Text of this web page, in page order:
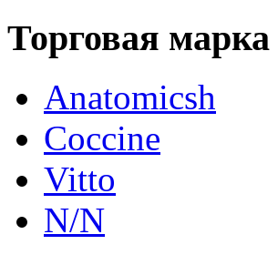
Торговая марка
Anatomicsh
Coccine
Vitto
N/N